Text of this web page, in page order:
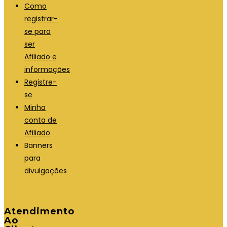
Como
registrar-
se para
ser
Afiliado e
informações
Registre-
se
Minha
conta de
Afiliado
Banners
para
divulgações
Atendimento
Ao